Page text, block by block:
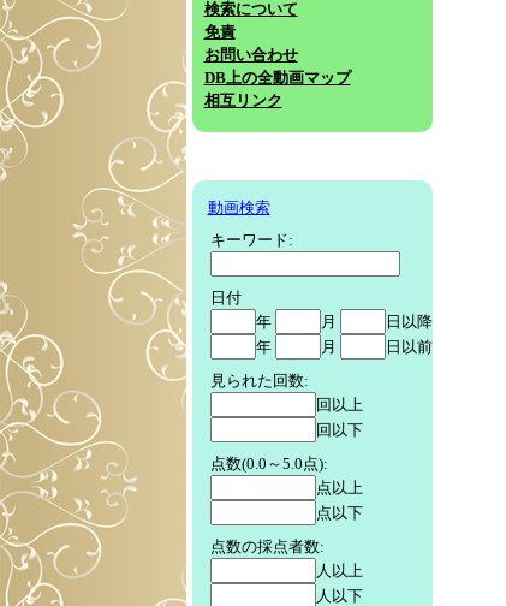
検索について
免責
お問い合わせ
DB上の全動画マップ
相互リンク
動画検索
キーワード:
日付
年
月
日以降
年
月
日以前
見られた回数:
回以上
回以下
点数(0.0～5.0点):
点以上
点以下
点数の採点者数:
人以上
人以下